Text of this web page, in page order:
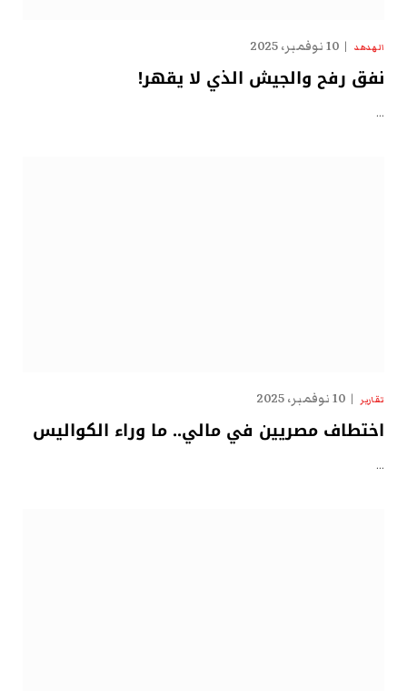
الهدهد 10 نوفمبر، 2025
نفق رفح والجيش الذي لا يقهر!
…
تقارير 10 نوفمبر، 2025
اختطاف مصريين في مالي.. ما وراء الكواليس
…